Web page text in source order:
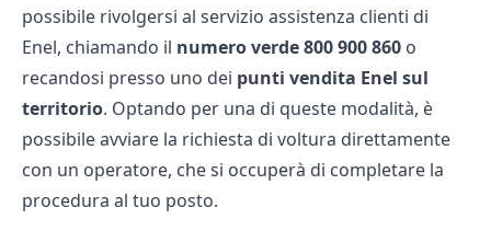
possibile rivolgersi al servizio assistenza clienti di
Enel, chiamando il numero verde 800 900 860 o
recandosi presso uno dei punti vendita Enel sul
territorio. Optando per una di queste modalità, è
possibile avviare la richiesta di voltura direttamente
con un operatore, che si occuperà di completare la
procedura al tuo posto.